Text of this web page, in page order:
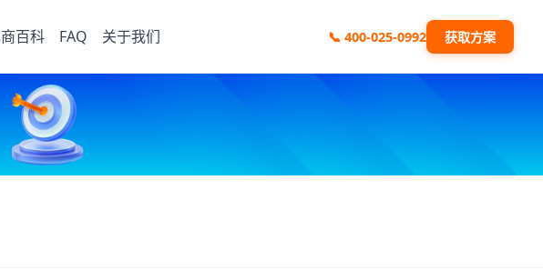
百科 FAQ 关于我们 📞 400-025-0992 获取方案